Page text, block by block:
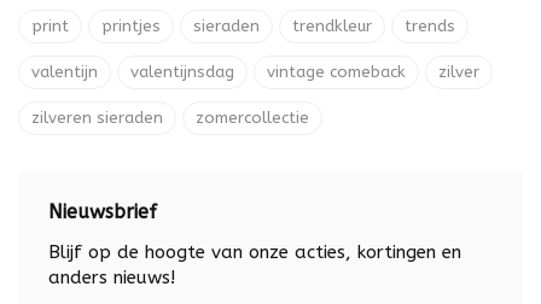
print printjes sieraden trendkleur trends
valentijn valentijnsdag vintage comeback zilver
zilveren sieraden zomercollectie
Nieuwsbrief
Blijf op de hoogte van onze acties, kortingen en
anders nieuws!